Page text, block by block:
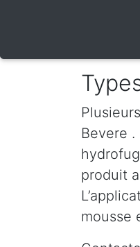
Bevere .
produit
mousse